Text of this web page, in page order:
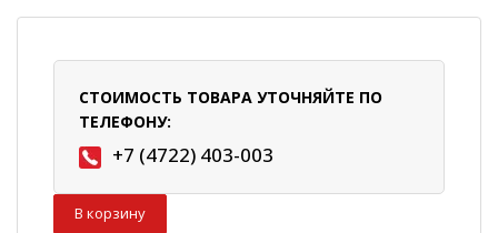
СТОИМОСТЬ ТОВАРА УТОЧНЯЙТЕ ПО
ТЕЛЕФОНУ:
+7 (4722) 403-003
В корзину